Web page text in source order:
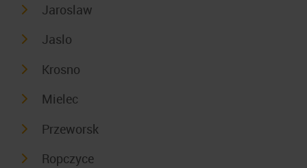
Jaroslaw
Jaslo
Krosno
Mielec
Przeworsk
Ropczyce